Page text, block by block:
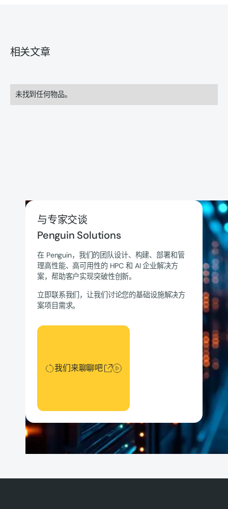
相关文章
未找到任何物品。
与专家交谈
Penguin Solutions
在 Penguin，我们的团队设计、构建、部署和管
理高性能、高可用性的 HPC 和 AI 企业解决方
案，帮助客户实现突破性创新。
立即联系我们，让我们讨论您的基础设施解决方
案项目需求。
我们来聊聊吧
我们来聊聊吧